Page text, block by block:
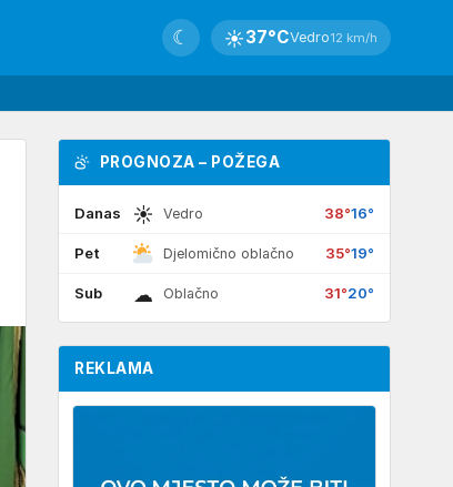
☀37°CVedro12 km/h
☾
PROGNOZA – POŽEGA
Danas ☀ Vedro 38°16°
Pet Djelomično oblačno 35°19°
Sub ☁ Oblačno 31°20°
REKLAMA